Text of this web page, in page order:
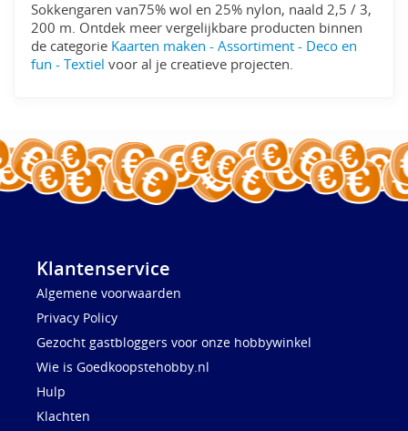
Sokkengaren van75% wol en 25% nylon, naald 2,5 / 3,
200 m. Ontdek meer vergelijkbare producten binnen
de categorie Kaarten maken - Assortiment - Deco en
fun - Textiel voor al je creatieve projecten.
Klantenservice
Algemene voorwaarden
Privacy Policy
Gezocht gastbloggers voor onze hobbywinkel
Wie is Goedkoopstehobby.nl
Hulp
Klachten